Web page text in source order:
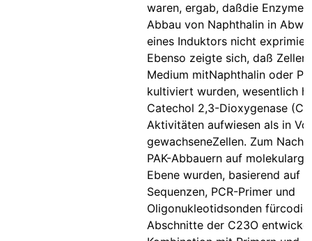
waren, ergab, daßdie Enzyme
Abbau von Naphthalin in
eines Induktors nicht
Ebenso zeigte sich, daß
Medium mitNaphthalin oder
kultiviert wurden, wesentlich
Catechol 2,3-Dioxygenase
Aktivitäten aufwiesen als in
gewachseneZellen. Zum
PAK-Abbauern auf
Ebene wurden, basierend auf
Sequenzen, PCR-Primer und
Oligonukleotidsonden
Abschnitte der C23O